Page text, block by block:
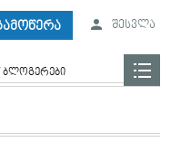
შესვლა
ბლოგერები